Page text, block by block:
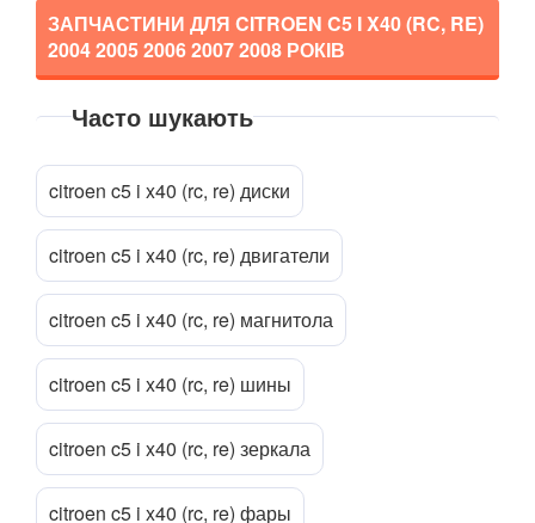
KIA keyboard_arrow_down
LANCIA keyboard_arrow_down
LAND ROVER
MG
MASERATI
MAZDA
MERCEDES-BENZ
MINI
MITSUBISHI
attach_fileПрикріпити файл
ЗАПЧАСТИНИ ДЛЯ CITROEN C5 I X40 (RC, RE)
2004 2005 2006 2007 2008 РОКІВ
Часто шукають
citroen c5 i x40 (rc, re) диски
citroen c5 i x40 (rc, re) двигатели
citroen c5 i x40 (rc, re) магнитола
citroen c5 i x40 (rc, re) шины
citroen c5 i x40 (rc, re) зеркала
citroen c5 i x40 (rc, re) фары